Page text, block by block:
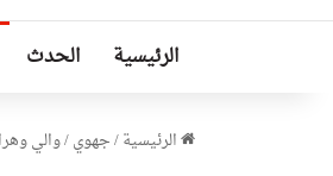
الرئيسية الحدث
الرئيسية/جهوي/والي